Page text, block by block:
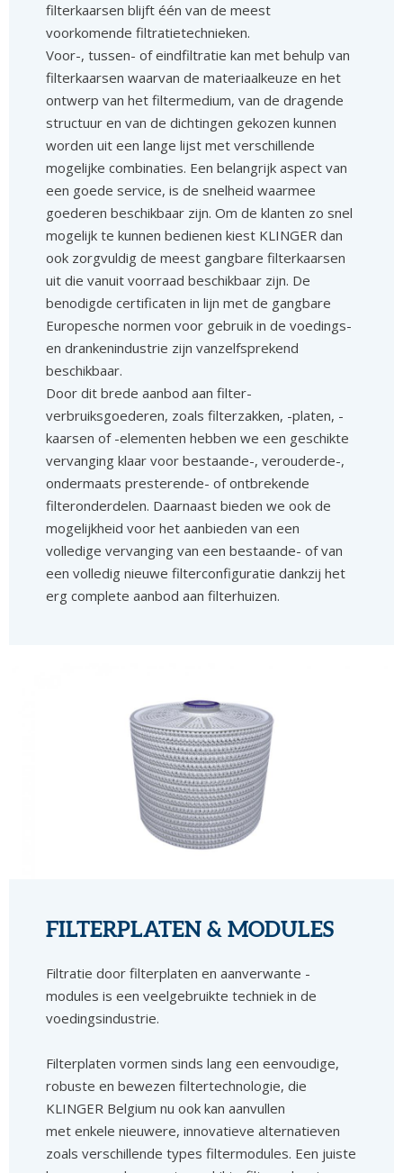
filterkaarsen blijft één van de meest
voorkomende filtratietechnieken.
Voor-, tussen- of eindfiltratie kan met behulp van
filterkaarsen waarvan de materiaalkeuze en het
ontwerp van het filtermedium, van de dragende
structuur en van de dichtingen gekozen kunnen
worden uit een lange lijst met verschillende
mogelijke combinaties. Een belangrijk aspect van
een goede service, is de snelheid waarmee
goederen beschikbaar zijn. Om de klanten zo snel
mogelijk te kunnen bedienen kiest KLINGER dan
ook zorgvuldig de meest gangbare filterkaarsen
uit die vanuit voorraad beschikbaar zijn. De
benodigde certificaten in lijn met de gangbare
Europesche normen voor gebruik in de voedings-
en drankenindustrie zijn vanzelfsprekend
beschikbaar.
Door dit brede aanbod aan filter-
verbruiksgoederen, zoals filterzakken, -platen, -
kaarsen of -elementen hebben we een geschikte
vervanging klaar voor bestaande-, verouderde-,
ondermaats presterende- of ontbrekende
filteronderdelen. Daarnaast bieden we ook de
mogelijkheid voor het aanbieden van een
volledige vervanging van een bestaande- of van
een volledig nieuwe filterconfiguratie dankzij het
erg complete aanbod aan filterhuizen.
FILTERPLATEN & MODULES
Filtratie door filterplaten en aanverwante -
modules is een veelgebruikte techniek in de
voedingsindustrie.
Filterplaten vormen sinds lang een eenvoudige,
robuste en bewezen filtertechnologie, die
KLINGER Belgium nu ook kan aanvullen
met enkele nieuwere, innovatieve alternatieven
zoals verschillende types filtermodules. Een juiste